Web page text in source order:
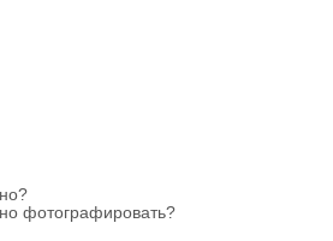
фотографировать?